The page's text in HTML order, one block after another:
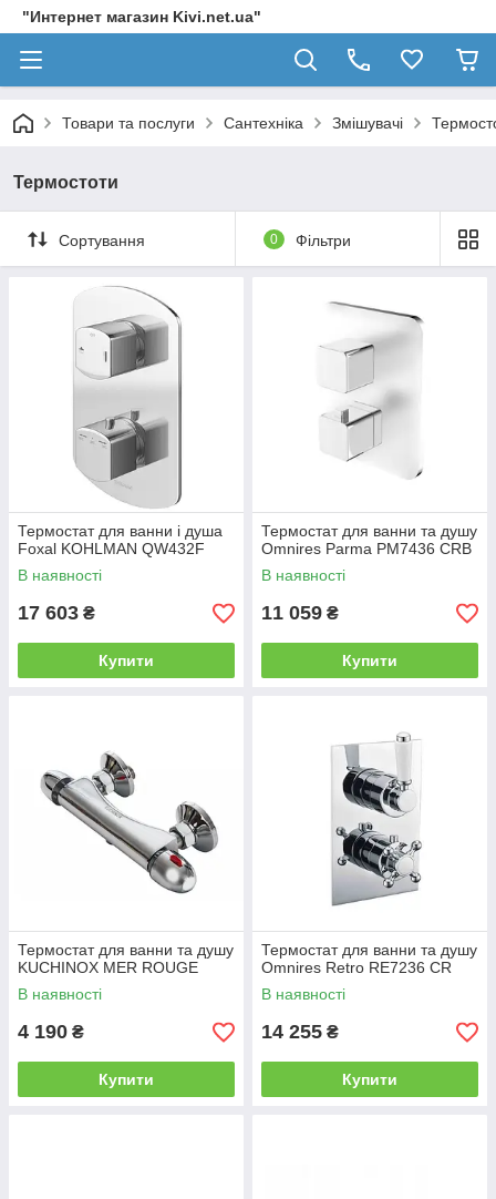
"Интернет магазин Kivi.net.ua"
Товари та послуги Сантехніка Змішувачі
Термостоти
Сортування 0 Фільтри
Термостат для ванни і душа
Foxal KOHLMAN QW432F
В наявності
17 603 ₴
Купити
Термостат для ванни та душу
Omnires Parma PM7436 CRB
В наявності
11 059 ₴
Купити
Термостат для ванни та душу
KUCHINOX MER ROUGE
В наявності
4 190 ₴
Купити
Термостат для ванни та душу
Omnires Retro RE7236 CR
В наявності
14 255 ₴
Купити